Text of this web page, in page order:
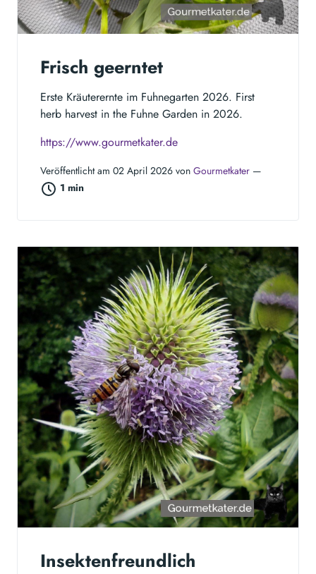
Frisch geerntet
Erste Kräuterernte im Fuhnegarten 2026. First
herb harvest in the Fuhne Garden in 2026.
https://www.gourmetkater.de
Veröffentlicht am 02 April 2026 von Gourmetkater —
1 min
Insektenfreundlich